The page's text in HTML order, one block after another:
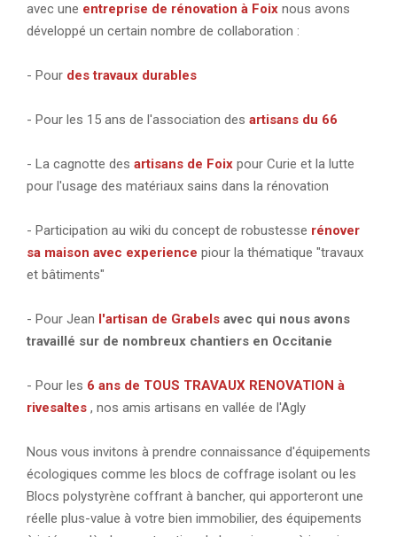
avec une entreprise de rénovation à Foix nous avons
développé un certain nombre de collaboration :
- Pour des travaux durables
- Pour les 15 ans de l'association des artisans du 66
- La cagnotte des artisans de Foix pour Curie et la lutte
pour l'usage des matériaux sains dans la rénovation
- Participation au wiki du concept de robustesse rénover
sa maison avec experience piour la thématique "travaux
et bâtiments"
- Pour Jean l'artisan de Grabels avec qui nous avons
travaillé sur de nombreux chantiers en Occitanie
- Pour les 6 ans de TOUS TRAVAUX RENOVATION à
rivesaltes , nos amis artisans en vallée de l'Agly
Nous vous invitons à prendre connaissance d'équipements
écologiques comme les blocs de coffrage isolant ou les
Blocs polystyrène coffrant à bancher, qui apporteront une
réelle plus-value à votre bien immobilier, des équipements